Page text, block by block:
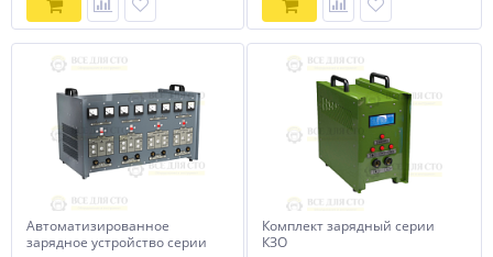
Автоматизированное
зарядное устройство серии
Комплект зарядный серии
КЗО